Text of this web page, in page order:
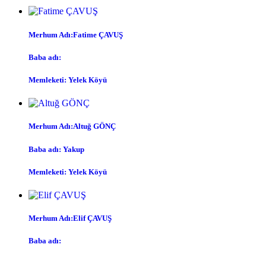
Merhum Adı:Fatime ÇAVUŞ
Baba adı:
Memleketi: Yelek Köyü
Merhum Adı:Altuğ GÖNÇ
Baba adı: Yakup
Memleketi: Yelek Köyü
Merhum Adı:Elif ÇAVUŞ
Baba adı: